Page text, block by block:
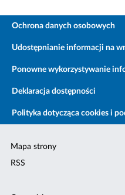
Ochrona danych osobowych
Udostępnianie informacji na
Ponowne wykorzystywanie
Deklaracja dostępności
Polityka dotycząca cookies i
Mapa strony
RSS